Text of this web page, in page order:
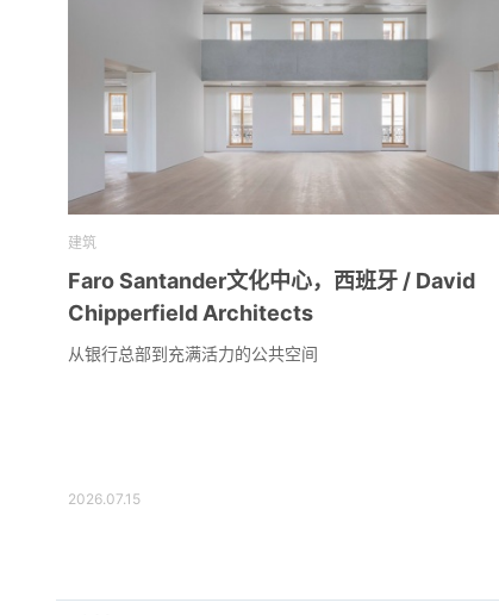
建筑
Faro Santander文化中心，西班牙 / David
Chipperfield Architects
从银行总部到充满活力的公共空间
2026.07.15